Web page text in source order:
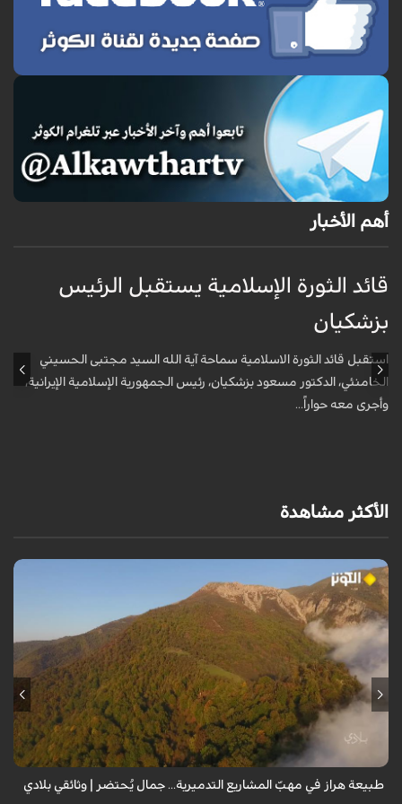
أهم الأخبار
قائد الثورة الإسلامية يستقبل الرئيس
بزشكيان
استقبل قائد الثورة الاسلامية سماحة آية الله السيد مجتبى الحسيني
الخامنئي، الدكتور مسعود بزشكيان، رئيس الجمهورية الإسلامية الإيرانية،
وأجرى معه حواراً...
الأكثر مشاهدة
من قلب طبيعة هراز التي كانت يوماً من أجمل الموائل الطبيعية في إيران، يحذر
المعد من كارثة بيئية: "وحش الأعمال والمشاريع التدميرية تنهش بجسم
طبيعة هراز في مهبّ المشاريع التدميرية... جمال يُحتضر | وثائقي بلادي